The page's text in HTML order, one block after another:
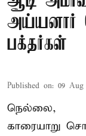
அய்யனார்
பக்தர்கள்
Published on: 09 Aug
நெல்லை,
காரையாறு